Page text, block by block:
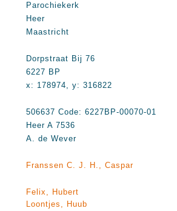
Parochiekerk
Heer
Maastricht
Dorpstraat Bij 76
6227 BP
x: 178974, y: 316822
506637 Code: 6227BP-00070-01
Heer A 7536
A. de Wever
Franssen C. J. H., Caspar
Felix, Hubert
Loontjes, Huub